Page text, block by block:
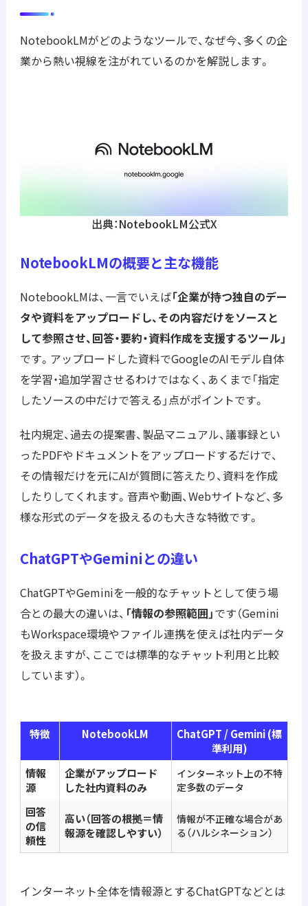
NotebookLMがどのようなツールで、なぜ今、多くの企
業から熱い視線を注がれているのかを解説します。
出典：NotebookLM公式X
NotebookLMの概要と主な機能
NotebookLMは、一言でいえば「企業が持つ独自のデー
タや資料をアップロードし、その内容だけをソースと
して参照させ、回答・要約・資料作成を支援するツール」
です。アップロードした資料でGoogleのAIモデル自体
を学習・追加学習させるわけではなく、あくまで「指定
したソースの中だけで答える」点がポイントです。
社内規定、過去の提案書、製品マニュアル、議事録とい
ったPDFやドキュメントをアップロードするだけで、
その情報だけを元にAIが質問に答えたり、資料を作成
したりしてくれます。音声や動画、Webサイトなど、多
様な形式のデータを扱えるのも大きな特徴です。
ChatGPTやGeminiとの違い
ChatGPTやGeminiを一般的なチャットとして使う場
合との最大の違いは、 「情報の参照範囲」です（Gemini
もWorkspace環境やファイル連携を使えば社内データ
を扱えますが、ここでは標準的なチャット利用と比較
しています）。
特徴 NotebookLM
ChatGPT / Gemini (標
準利用)
情報
源
企業がアップロード
した社内資料のみ
インターネット上の不特
定多数のデータ
回答
の信
頼性
高い（回答の根拠＝情
報源を確認しやすい）
情報が不正確な場合があ
る（ハルシネーション）
インターネット全体を情報源とするChatGPTなどとは